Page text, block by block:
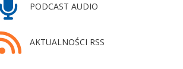
PODCAST AUDIO
AKTUALNOŚCI RSS